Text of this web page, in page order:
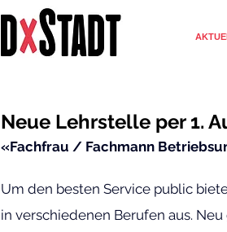
Neue Lehrstelle per 1.
«Fachfrau / Fachmann
Um den besten Service public
in verschiedenen Berufen aus.